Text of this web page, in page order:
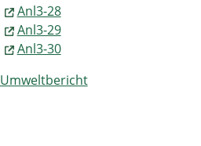
Anl3-28
Anl3-29
Anl3-30
Umweltbericht